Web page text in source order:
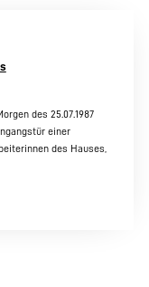
des 25.07.1987
einer
des Hauses,